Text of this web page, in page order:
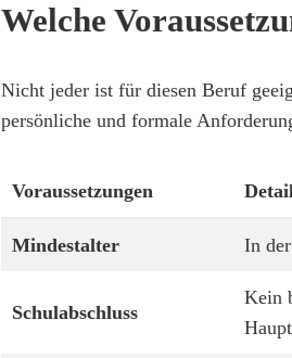
Welche
Nicht jeder ist für diesen Beruf
persönliche und formale
Voraussetzungen
Mindestalter In
Schulabschluss
Kein